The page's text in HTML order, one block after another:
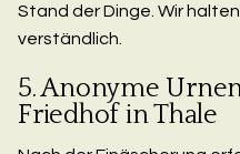
Stand der Dinge. Wir
verständlich.
5. Anonyme
Friedhof in Thale